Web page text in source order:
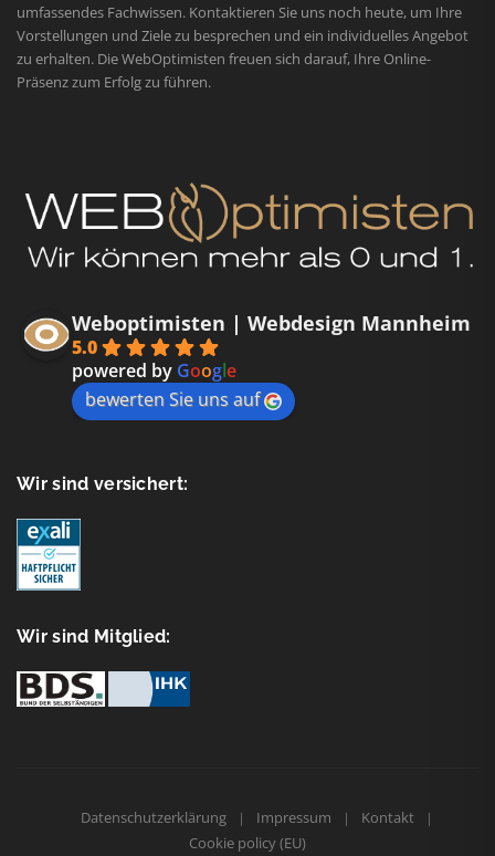
umfassendes Fachwissen. Kontaktieren Sie uns noch heute, um Ihre
Vorstellungen und Ziele zu besprechen und ein individuelles Angebot
zu erhalten. Die WebOptimisten freuen sich darauf, Ihre Online-
Präsenz zum Erfolg zu führen.
Weboptimisten | Webdesign Mannheim
5.0
powered by Google
bewerten Sie uns auf
Wir sind versichert:
Wir sind Mitglied:
Datenschutzerklärung Impressum
Kontakt
Cookie policy (EU)